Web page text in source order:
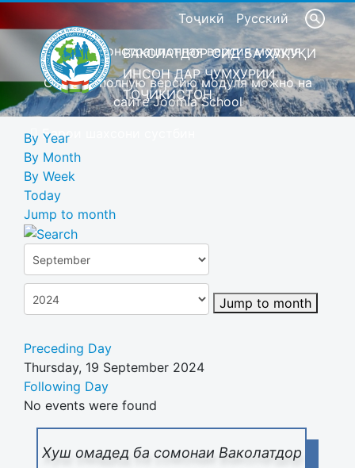
Тоҷикӣ Русский
Это демонстрационная версия модуля
Скачать полную версию модуля можно на
сайте Joomla School
Барои шахсони сустбин
ВАКОЛАТДОР ОИД БА ҲУҚУҚИ
ИНСОН ДАР ҶУМҲУРИИ
ТОҶИКИСТОН
Хуш омадед ба сомонаи Ваколатдор
By Year
By Month
By Week
Today
Jump to month
Jump to month
Preceding Day
Thursday, 19 September 2024
Following Day
No events were found